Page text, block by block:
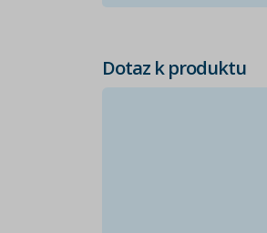
Dotaz k produktu